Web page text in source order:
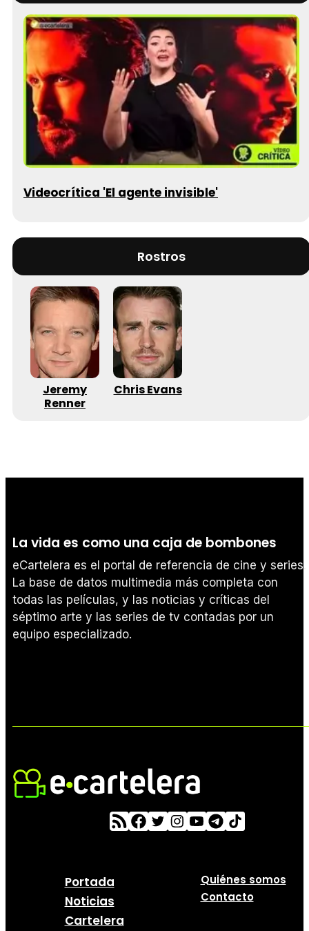
Videocrítica 'El agente invisible'
Rostros
Jeremy
Renner
Chris Evans
La vida es como una caja de bombones
eCartelera es el portal de referencia de cine y series.
La base de datos multimedia más completa con
todas las películas, y las noticias y críticas del
séptimo arte y las series de tv contadas por un
equipo especializado.
Portada
Noticias
Cartelera
Quiénes somos
Contacto